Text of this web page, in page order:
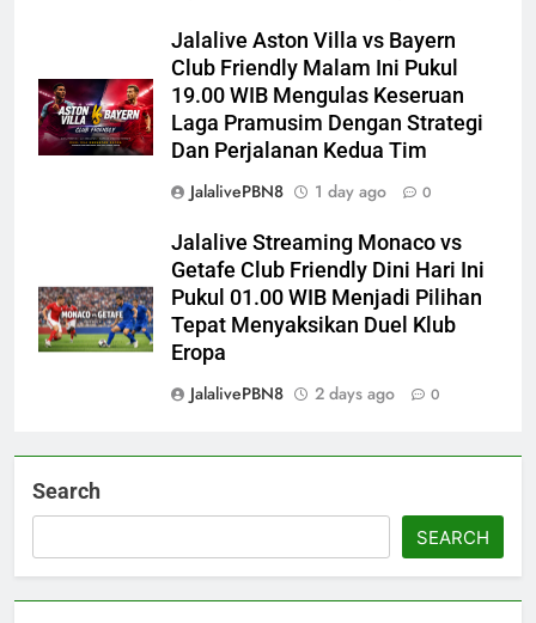
Jalalive Aston Villa vs Bayern
Club Friendly Malam Ini Pukul
19.00 WIB Mengulas Keseruan
Laga Pramusim Dengan Strategi
Dan Perjalanan Kedua Tim
JalalivePBN8
1 day ago 0
Jalalive Streaming Monaco vs
Getafe Club Friendly Dini Hari Ini
Pukul 01.00 WIB Menjadi Pilihan
Tepat Menyaksikan Duel Klub
Eropa
JalalivePBN8
2 days ago 0
Search
SEARCH